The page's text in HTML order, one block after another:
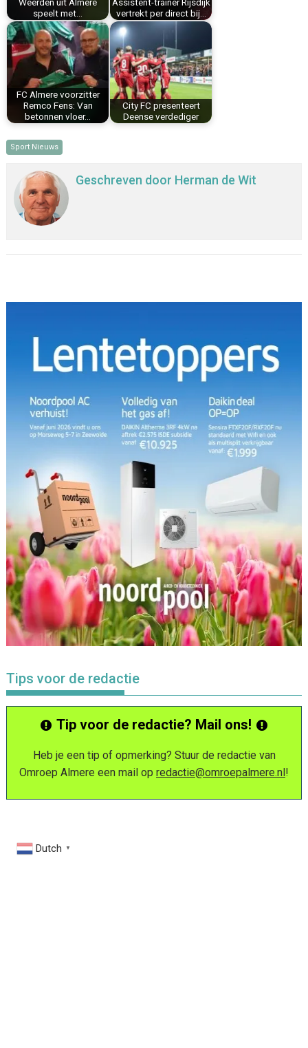
Weerden uit Almere
speelt met…
Assistent-trainer Rijsdijk
vertrekt per direct bij…
FC Almere voorzitter
Remco Fens: Van
betonnen vloer…
City FC presenteert
Deense verdediger
Sport Nieuws
Geschreven door Herman de Wit
Tips voor de redactie
Tip voor de redactie? Mail ons!
Heb je een tip of opmerking? Stuur de redactie van
Omroep Almere een mail op redactie@omroepalmere.nl!
Dutch ▼